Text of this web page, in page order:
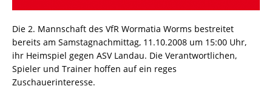
Die 2. Mannschaft des VfR Wormatia Worms bestreitet
bereits am Samstagnachmittag, 11.10.2008 um 15:00 Uhr,
ihr Heimspiel gegen ASV Landau. Die Verantwortlichen,
Spieler und Trainer hoffen auf ein reges
Zuschauerinteresse.